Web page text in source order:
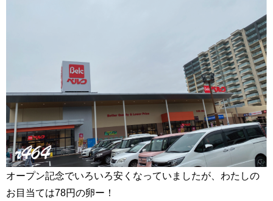
オープン記念でいろいろ安くなっていましたが、わたしの
お目当ては78円の卵ー！